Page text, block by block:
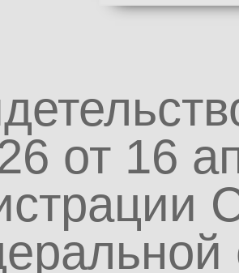
от 16